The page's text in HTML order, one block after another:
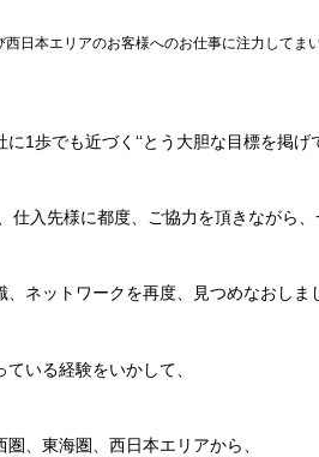
日本エリアのお客様へのお仕事に注力してま
1歩でも近づく‘‘とう大胆な目標を掲げ
入先様に都度、ご協力を頂きながら、
ネットワークを再度、見つめなおしま
いる経験をいかして、
、東海圏、西日本エリアから、